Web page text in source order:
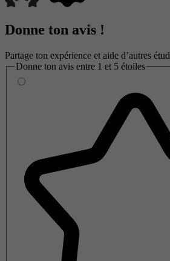
Donne ton avis !
Partage ton expérience et aide d’autres
Donne ton avis entre 1 et 5 étoiles